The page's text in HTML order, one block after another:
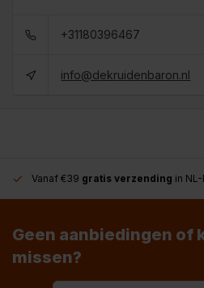
+31180396467
info@dekruidenbaron.nl
Vanaf €39 gratis verzending in NL-
Geen aanbiedingen of
missen?